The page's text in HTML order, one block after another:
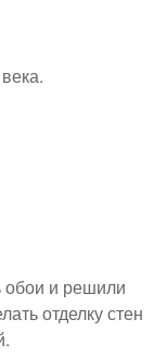
обои и решили
отделку стен